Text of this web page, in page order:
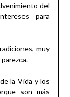
del
para
muy
la Vida y los
son más